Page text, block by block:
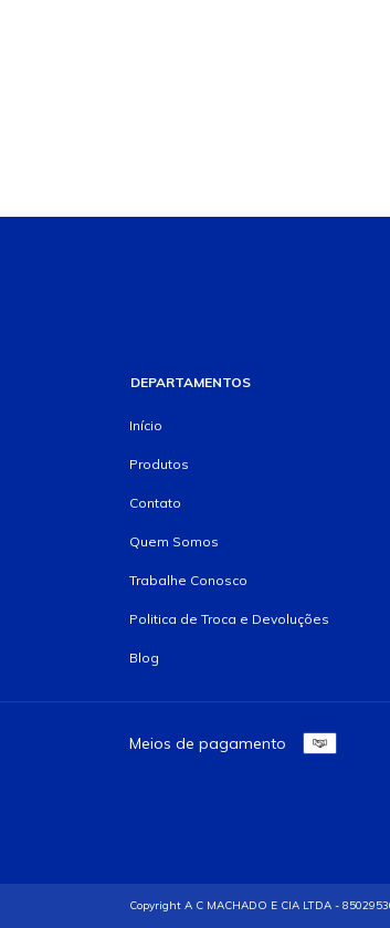
DEPARTAMENTOS
Início
Produtos
Contato
Quem Somos
Trabalhe Conosco
Politica de Troca e Devoluções
Blog
Meios de pagamento
Copyright A C MACHADO E CIA LTDA -